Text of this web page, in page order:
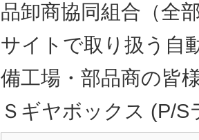
品卸商協同組合（全
サイトで取り扱う自
備工場・部品商の皆
Ｓギヤボックス (P/